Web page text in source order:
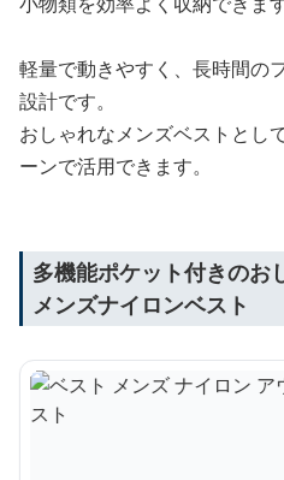
軽量で動きやすく、長時間の
設計です。
おしゃれなメンズベストとし
ーンで活用できます。
多機能ポケット付きのお
メンズナイロンベスト